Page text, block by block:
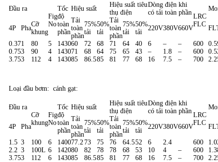
Đầu ra
Fig
No
Tốc
độ
toàn
phần
Hiệu suất
Hiệu suất tiêu
thụ điện
Dòng điện khi
có tải toàn phần
LRC
FLC
4P Pha
Cỡ
khung
Tải
toàn
phần
75%
tải
50%
tải
Tải
toàn
phần
75%
tải
50%
tải
220V380V660V
0.371 80 5 143060 72 68 71 64 40 6 – – 600
0.753 90 4 143071 68 64 75 65 43 – 1.8 – 600
3.753 112 4 143085 86.585 81 77 68 16 7.5 – 700
Loại đầu bơm: cánh gạt:
Đầu ra
Cỡ
khung
Fig
No
Tốc
độ
toàn
phần
Hiệu suất
Hiệu suất tiêu
thụ điện
Dòng điện khi
có tải toàn phần
LRC
FLC
4P Pha
Tải
toàn
phần
75%
tải
50%
tải
Tải
toàn
phần
75%
tải
50%
tải
220V380V660V
1.5 3 100 6 140077.2 73 75 76 64.552 6 2.4 600
2.2 3 100L 6 142080 82 78 78 68 53 10 4 – 600
3.753 112 6 143085 86.585 81 77 68 16 7.5 – 700